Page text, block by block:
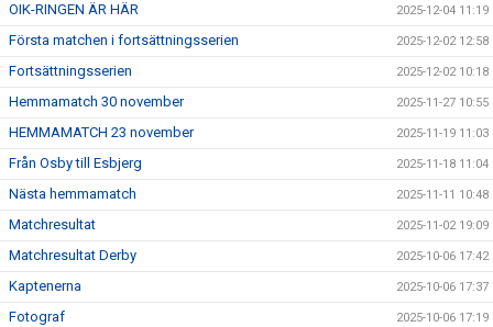
OIK-RINGEN ÄR HÄR 2025-12-04 11:19
Första matchen i fortsättningsserien 2025-12-02 12:58
Fortsättningsserien 2025-12-02 10:18
Hemmamatch 30 november 2025-11-27 10:55
HEMMAMATCH 23 november 2025-11-19 11:03
Från Osby till Esbjerg 2025-11-18 11:04
Nästa hemmamatch 2025-11-11 10:48
Matchresultat 2025-11-02 19:09
Matchresultat Derby 2025-10-06 17:42
Kaptenerna 2025-10-06 17:37
Fotograf 2025-10-06 17:19